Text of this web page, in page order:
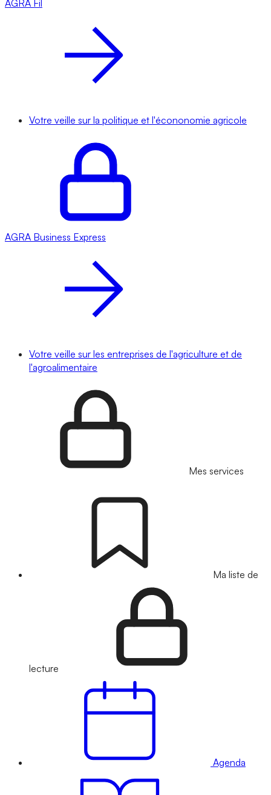
AGRA Fil
Votre veille sur la politique et l'écononomie agricole
AGRA Business Express
Votre veille sur les entreprises de l'agriculture et de
l'agroalimentaire
Mes services
Ma liste de
lecture
Agenda